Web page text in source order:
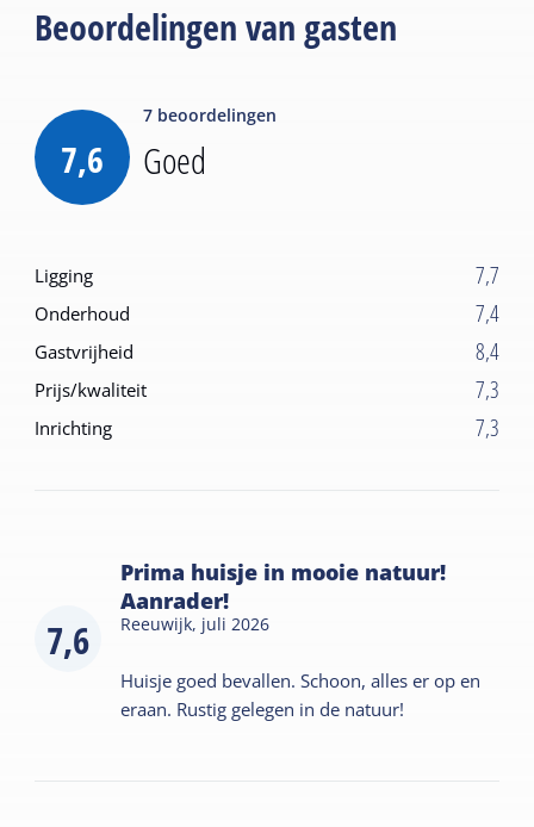
Beoordelingen van gasten
7,6
7 beoordelingen
Goed
Ligging 7,7
Onderhoud 7,4
Gastvrijheid 8,4
Prijs/kwaliteit 7,3
Inrichting 7,3
7,6
Prima huisje in mooie natuur!
Aanrader!
Reeuwijk, juli 2026
Huisje goed bevallen. Schoon, alles er op en
eraan. Rustig gelegen in de natuur!